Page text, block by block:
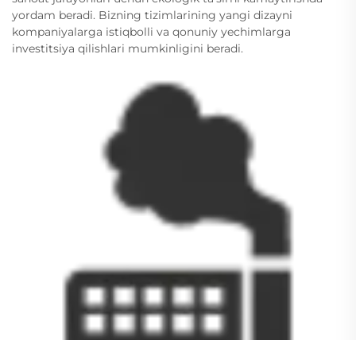
yordam beradi. Bizning tizimlarining yangi dizayni
kompaniyalarga istiqbolli va qonuniy yechimlarga
investitsiya qilishlari mumkinligini beradi.